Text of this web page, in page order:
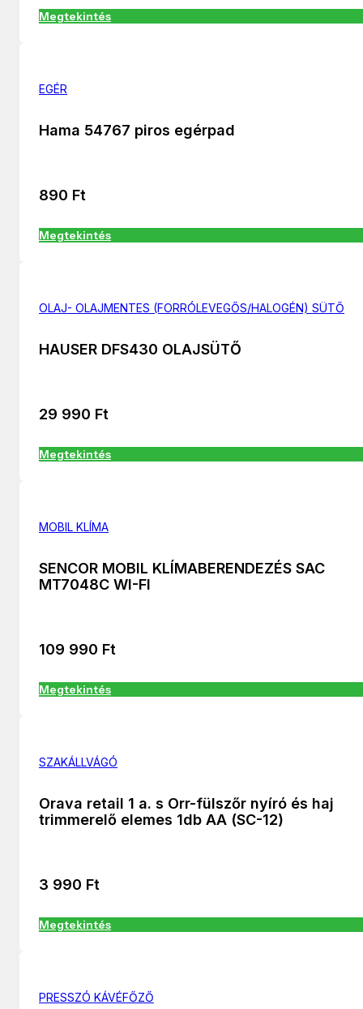
Megtekintés
EGÉR
Hama 54767 piros egérpad
890 Ft
Megtekintés
OLAJ- OLAJMENTES (FORRÓLEVEGŐS/HALOGÉN) SÜTŐ
HAUSER DFS430 OLAJSÜTŐ
29 990 Ft
Megtekintés
MOBIL KLÍMA
SENCOR MOBIL KLÍMABERENDEZÉS SAC
MT7048C WI-FI
109 990 Ft
Megtekintés
SZAKÁLLVÁGÓ
Orava retail 1 a. s Orr-fülszőr nyíró és haj
trimmerelő elemes 1db AA (SC-12)
3 990 Ft
Megtekintés
PRESSZÓ KÁVÉFŐZŐ